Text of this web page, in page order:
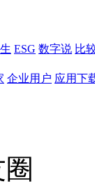
ESG 数字说 比
企业用户 应用下